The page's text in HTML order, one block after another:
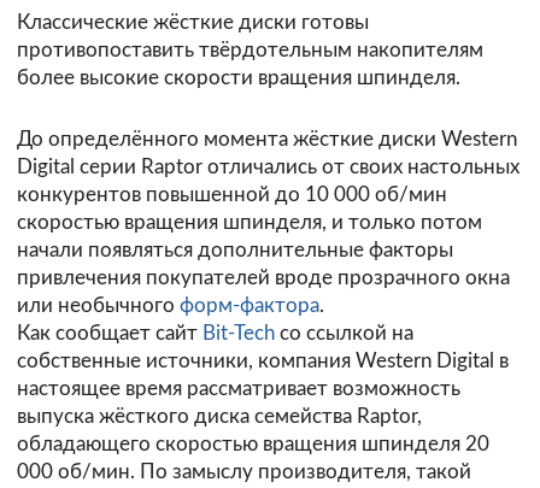
Классические жёсткие диски готовы
противопоставить твёрдотельным накопителям
более высокие скорости вращения шпинделя.
До определённого момента жёсткие диски Western
Digital серии Raptor отличались от своих настольных
конкурентов повышенной до 10 000 об/мин
скоростью вращения шпинделя, и только потом
начали появляться дополнительные факторы
привлечения покупателей вроде прозрачного окна
или необычного форм-фактора.
Как сообщает сайт Bit-Tech со ссылкой на
собственные источники, компания Western Digital в
настоящее время рассматривает возможность
выпуска жёсткого диска семейства Raptor,
обладающего скоростью вращения шпинделя 20
000 об/мин. По замыслу производителя, такой